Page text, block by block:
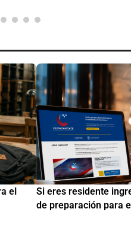
el curso gratuito
de naturalización en EUA